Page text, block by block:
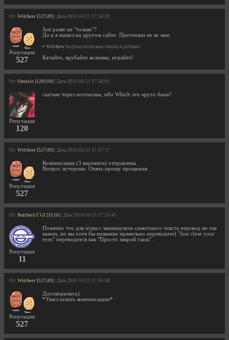
От: Witcheer [527|49] | Дата 2010-10-21 17:58:29
Репутация
527
Just разве не "только"?
Да и я нашел на другом сайте. Претензии не ко мне.
• Witcheer подумал несколько секунд и добавил:
Качайте, врубайте колонки, играйте!
От: Ontario [120|110] | Дата 2010-10-21 17:58:01
Репутация
120
скачаю через полчасика, ибо Which это круто было!
От: Witcheer [527|49] | Дата 2010-10-21 17:57:17
Репутация
527
Компенсация (3 варианта) отправлена.
Вопрос исчерпан. Опять прошу прощения.
От: ButcherLCGI [11|16] | Дата 2010-10-21 17:53:45
Репутация
11
Понятно что для игры с минимумом сюжетного текста перевод не так
важен, но вы хотя бы название правильно переведите) "Just close your
eyes" переводится как "Просто закрой глаза".
От: Witcheer [527|49] | Дата 2010-10-21 17:45:58
Репутация
527
Договорились)
*Ушел искать компенсацию*